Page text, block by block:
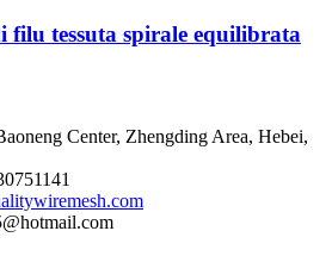
tessuta spirale equilibrata
Center, Zhengding Area, Hebei,